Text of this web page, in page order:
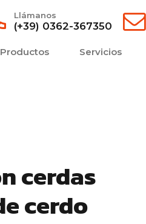
Llámanos
(+39) 0362-367350
Productos Servicios
cerdas
cerdo